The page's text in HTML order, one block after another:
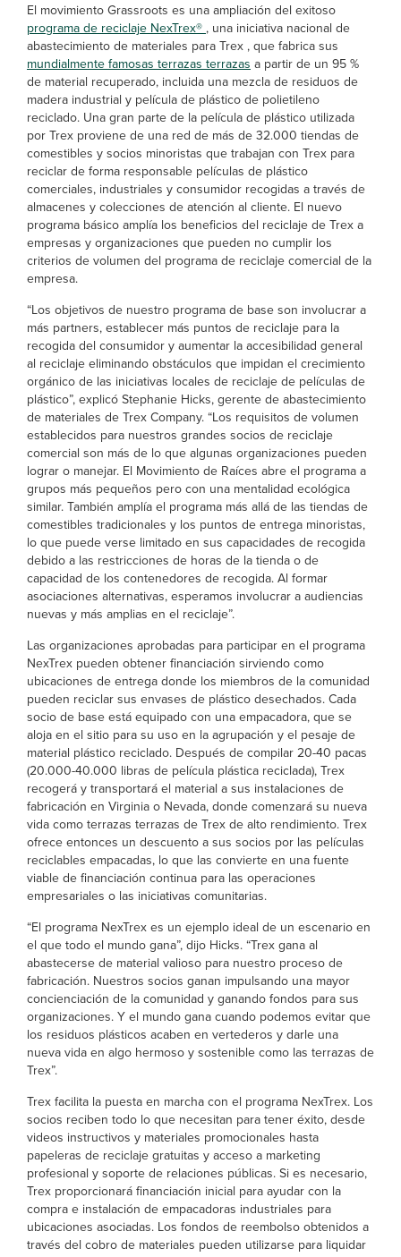
El movimiento Grassroots es una ampliación del exitoso
programa de reciclaje NexTrex® , una iniciativa nacional de
abastecimiento de materiales para Trex , que fabrica sus
mundialmente famosas terrazas terrazas a partir de un 95 %
de material recuperado, incluida una mezcla de residuos de
madera industrial y película de plástico de polietileno
reciclado. Una gran parte de la película de plástico utilizada
por Trex proviene de una red de más de 32.000 tiendas de
comestibles y socios minoristas que trabajan con Trex para
reciclar de forma responsable películas de plástico
comerciales, industriales y consumidor recogidas a través de
almacenes y colecciones de atención al cliente. El nuevo
programa básico amplía los beneficios del reciclaje de Trex a
empresas y organizaciones que pueden no cumplir los
criterios de volumen del programa de reciclaje comercial de la
empresa.
“Los objetivos de nuestro programa de base son involucrar a
más partners, establecer más puntos de reciclaje para la
recogida del consumidor y aumentar la accesibilidad general
al reciclaje eliminando obstáculos que impidan el crecimiento
orgánico de las iniciativas locales de reciclaje de películas de
plástico”, explicó Stephanie Hicks, gerente de abastecimiento
de materiales de Trex Company. “Los requisitos de volumen
establecidos para nuestros grandes socios de reciclaje
comercial son más de lo que algunas organizaciones pueden
lograr o manejar. El Movimiento de Raíces abre el programa a
grupos más pequeños pero con una mentalidad ecológica
similar. También amplía el programa más allá de las tiendas de
comestibles tradicionales y los puntos de entrega minoristas,
lo que puede verse limitado en sus capacidades de recogida
debido a las restricciones de horas de la tienda o de
capacidad de los contenedores de recogida. Al formar
asociaciones alternativas, esperamos involucrar a audiencias
nuevas y más amplias en el reciclaje”.
Las organizaciones aprobadas para participar en el programa
NexTrex pueden obtener financiación sirviendo como
ubicaciones de entrega donde los miembros de la comunidad
pueden reciclar sus envases de plástico desechados. Cada
socio de base está equipado con una empacadora, que se
aloja en el sitio para su uso en la agrupación y el pesaje de
material plástico reciclado. Después de compilar 20-40 pacas
(20.000-40.000 libras de película plástica reciclada), Trex
recogerá y transportará el material a sus instalaciones de
fabricación en Virginia o Nevada, donde comenzará su nueva
vida como terrazas terrazas de Trex de alto rendimiento. Trex
ofrece entonces un descuento a sus socios por las películas
reciclables empacadas, lo que las convierte en una fuente
viable de financiación continua para las operaciones
empresariales o las iniciativas comunitarias.
“El programa NexTrex es un ejemplo ideal de un escenario en
el que todo el mundo gana”, dijo Hicks. “Trex gana al
abastecerse de material valioso para nuestro proceso de
fabricación. Nuestros socios ganan impulsando una mayor
concienciación de la comunidad y ganando fondos para sus
organizaciones. Y el mundo gana cuando podemos evitar que
los residuos plásticos acaben en vertederos y darle una
nueva vida en algo hermoso y sostenible como las terrazas de
Trex”.
Trex facilita la puesta en marcha con el programa NexTrex. Los
socios reciben todo lo que necesitan para tener éxito, desde
videos instructivos y materiales promocionales hasta
papeleras de reciclaje gratuitas y acceso a marketing
profesional y soporte de relaciones públicas. Si es necesario,
Trex proporcionará financiación inicial para ayudar con la
compra e instalación de empacadoras industriales para
ubicaciones asociadas. Los fondos de reembolso obtenidos a
través del cobro de materiales pueden utilizarse para liquidar